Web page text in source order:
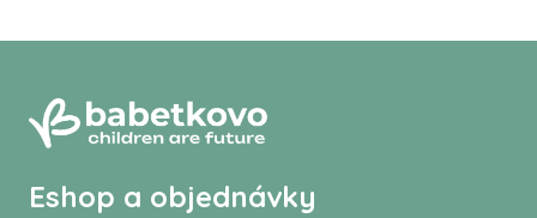
Eshop a objednávky